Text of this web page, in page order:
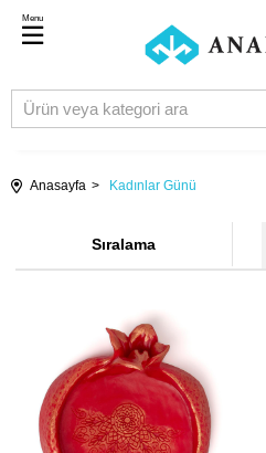
Menu
Anasayfa Kadınlar Günü
Sıralama